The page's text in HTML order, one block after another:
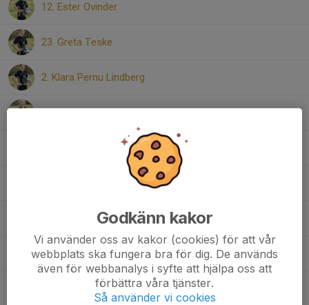
12. Ester Ovinder
23. Greta Teske
2. Klara Pernu Lindberg
15. Lillian Tavast
22. Siri Lundqvist
13. Sophia Acar
7. Stina Sandberg
Godkänn kakor
Vi använder oss av kakor (cookies) för att vår
webbplats ska fungera bra för dig. De används
även för webbanalys i syfte att hjälpa oss att
förbättra våra tjänster.
Så använder vi cookies